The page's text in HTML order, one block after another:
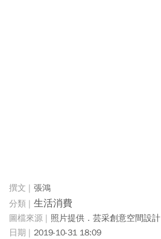
張鴻
生活消費
照片提供．芸采創意空間設計
2019-10-31 18:09